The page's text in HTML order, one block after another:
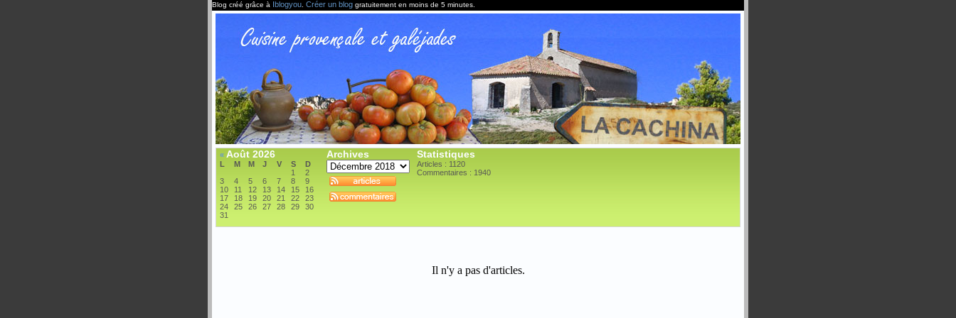
Blog créé grâce à Iblogyou Créer un blog gratuitement en moins de 5 minutes.
« Août 2026
L M M J V S
D
1
2
3
4 5 6 7 8
9
10
11 12 13 14 15
16
17
18 19 20 21 22
23
24
25 26 27 28 29
30
31
Archives Statistiques
Articles : 1120
Commentaires : 1940
Il n'y a pas d'articles.